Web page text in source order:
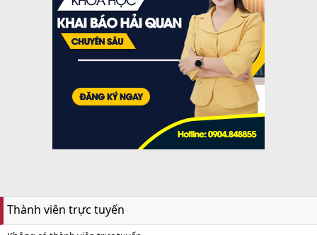
Thành viên trực tuyến